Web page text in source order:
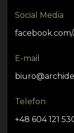
Social Media
E-mail
Telefon
+48 604 121